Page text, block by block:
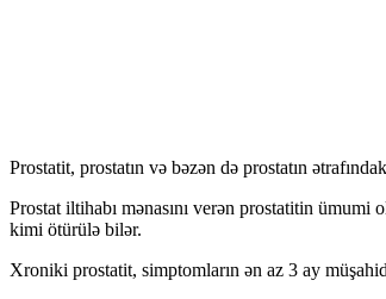
Prostatit, prostatın və bəzən də prostatın
Prostat iltihabı mənasını verən prostatitin
kimi ötürülə bilər.
Xroniki prostatit, simptomların ən az 3 ay